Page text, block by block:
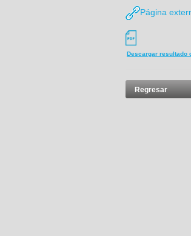
Página
Descargar resultado
Regresar